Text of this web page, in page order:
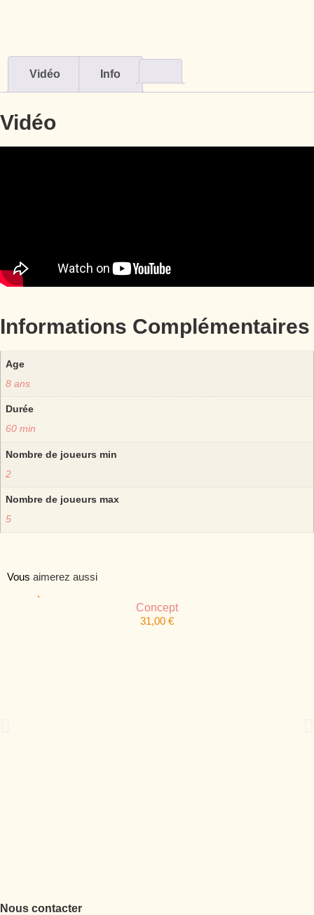
Vidéo Info
Vidéo
Informations Complémentaires
Age
8 ans
Durée
60 min
Nombre de joueurs min
2
Nombre de joueurs max
5
Vous aimerez aussi
Concept
31,00 €
Nous contacter